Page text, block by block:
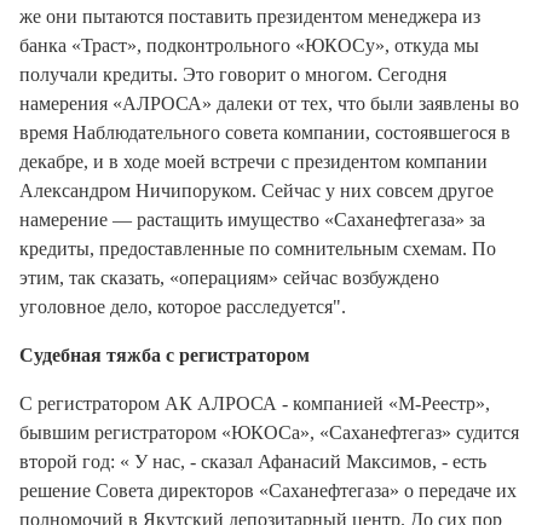
же они пытаются поставить президентом менеджера из
банка «Траст», подконтрольного «ЮКОСу», откуда мы
получали кредиты. Это говорит о многом. Сегодня
намерения «АЛРОСА» далеки от тех, что были заявлены во
время Наблюдательного совета компании, состоявшегося в
декабре, и в ходе моей встречи с президентом компании
Александром Ничипоруком. Сейчас у них совсем другое
намерение — растащить имущество «Саханефтегаза» за
кредиты, предоставленные по сомнительным схемам. По
этим, так сказать, «операциям» сейчас возбуждено
уголовное дело, которое расследуется".
Судебная тяжба с регистратором
С регистратором АК АЛРОСА - компанией «М-Реестр»,
бывшим регистратором «ЮКОСа», «Саханефтегаз» судится
второй год: « У нас, - сказал Афанасий Максимов, - есть
решение Совета директоров «Саханефтегаза» о передаче их
полномочий в Якутский депозитарный центр. До сих пор